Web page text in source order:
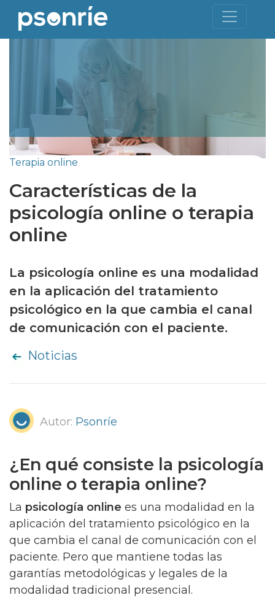
Terapia online
Características de la
psicología online o terapia
online
La psicología online es una modalidad
en la aplicación del tratamiento
psicológico en la que cambia el canal
de comunicación con el paciente.
Noticias
Autor: Psonríe
¿En qué consiste la psicología
online o terapia online?
La psicología online es una modalidad en la
aplicación del tratamiento psicológico en la
que cambia el canal de comunicación con el
paciente. Pero que mantiene todas las
garantías metodológicas y legales de la
modalidad tradicional presencial.